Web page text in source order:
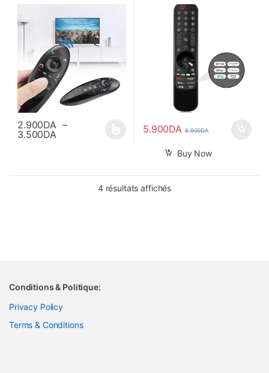
2.900DA –
3.500DA Plage de prix : 2.900DA à 3.500DA
Ce produit a plusieurs variations. Les options peuvent être
5.900DA 6.900DA
Buy Now
4 résultats affichésTrié du plus récent au
Conditions & Politique:
Privacy Policy
Terms & Conditions